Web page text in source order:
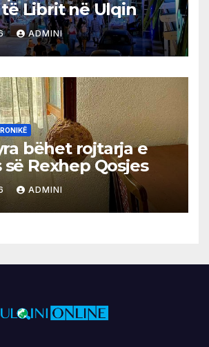
Librit në Ulqin
ADMINI
bëhet rojtarja e
Rexhep Qosjes
ADMINI